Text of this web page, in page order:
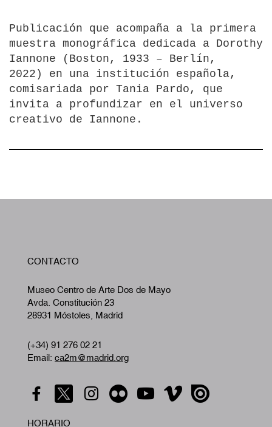
Publicación que acompaña a la primera
muestra monográfica dedicada a Dorothy
Iannone (Boston, 1933 – Berlín,
2022) en una institución española,
comisariada por Tania Pardo, que
invita a profundizar en el universo
creativo de Iannone.
CONTACTO
Museo Centro de Arte Dos de Mayo
Avda. Constitución 23
28931 Móstoles, Madrid
(+34) 91 276 02 21
Email: ca2m@madrid.org
HORARIO